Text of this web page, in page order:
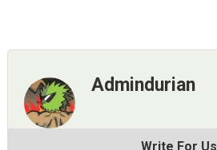
Admindurian
Write For Us